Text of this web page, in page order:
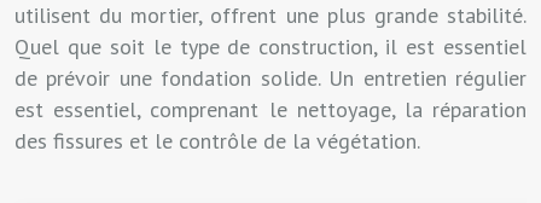
utilisent du mortier, offrent une plus grande stabilité.
Quel que soit le type de construction, il est essentiel
de prévoir une fondation solide. Un entretien régulier
est essentiel, comprenant le nettoyage, la réparation
des fissures et le contrôle de la végétation.